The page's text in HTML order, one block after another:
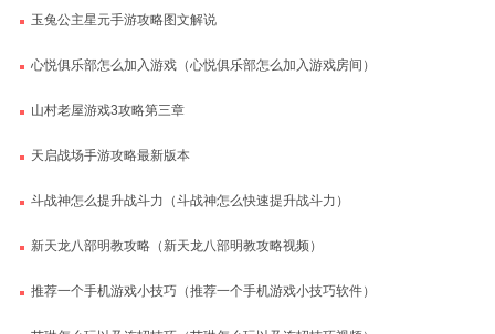
玉兔公主星元手游攻略图文解说
心悦俱乐部怎么加入游戏（心悦俱乐部怎么加入游戏房间）
山村老屋游戏3攻略第三章
天启战场手游攻略最新版本
斗战神怎么提升战斗力（斗战神怎么快速提升战斗力）
新天龙八部明教攻略（新天龙八部明教攻略视频）
推荐一个手机游戏小技巧（推荐一个手机游戏小技巧软件）